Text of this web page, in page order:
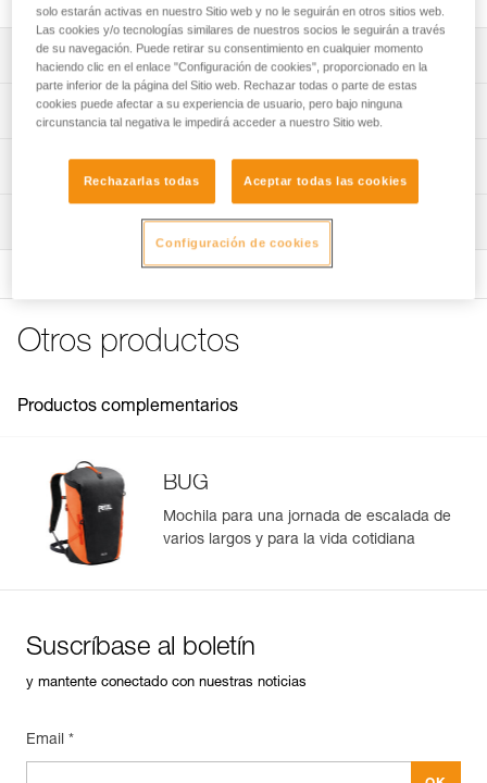
Descripción
Compatible con la mochila BUG (S073ABXX).
Características técnicas
Características por referencia
Referencia : S074AA00
Garantía : 3 Años
Información técnica
Ver todo el contenido técnico
Otros productos
Productos complementarios
BUG
Mochila para una jornada de escalada de
varios largos y para la vida cotidiana
Suscríbase al boletín
y mantente conectado con nuestras noticias
Email *
solo estarán activas en nuestro Sitio web y no le seguirán en otros sitios web.
Las cookies y/o tecnologías similares de nuestros socios le seguirán a través
de su navegación. Puede retirar su consentimiento en cualquier momento
haciendo clic en el enlace "Configuración de cookies", proporcionado en la
parte inferior de la página del Sitio web. Rechazar todas o parte de estas
cookies puede afectar a su experiencia de usuario, pero bajo ninguna
circunstancia tal negativa le impedirá acceder a nuestro Sitio web.
Rechazarlas todas Aceptar todas las cookies
Configuración de cookies